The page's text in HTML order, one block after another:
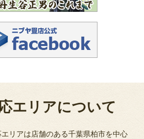
エリアについて
リアは店舗のある千葉県柏市を中心